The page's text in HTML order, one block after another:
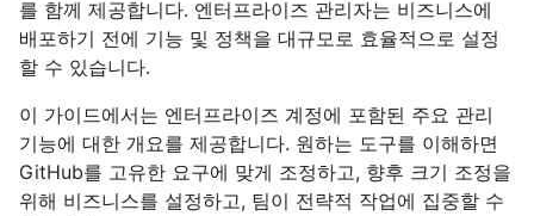
를 함께 제공합니다. 엔터프라이즈 관리자는 비즈니스에
배포하기 전에 기능 및 정책을 대규모로 효율적으로 설정
할 수 있습니다.
이 가이드에서는 엔터프라이즈 계정에 포함된 주요 관리
기능에 대한 개요를 제공합니다. 원하는 도구를 이해하면
GitHub를 고유한 요구에 맞게 조정하고, 향후 크기 조정을
위해 비즈니스를 설정하고, 팀이 전략적 작업에 집중할 수